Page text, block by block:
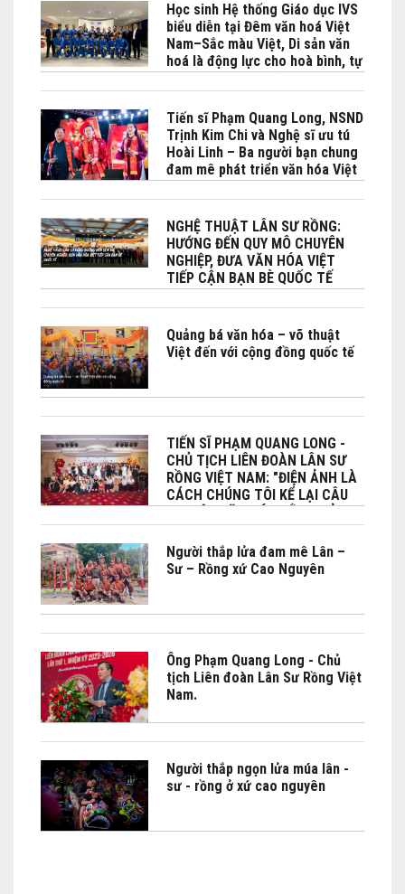
Học sinh Hệ thống Giáo dục IVS
biểu diễn tại Đêm văn hoá Việt
Nam–Sắc màu Việt, Di sản văn
hoá là động lực cho hoà bình, tự
Bộ No Bộ Ngoại giao Việt Nam -
Phái đoàn Việt Nam bên cạnh
UNESCO phối hợp tổ chức tại
Paris
Tiến sĩ Phạm Quang Long, NSND
Trịnh Kim Chi và Nghệ sĩ ưu tú
Hoài Linh – Ba người bạn chung
đam mê phát triển văn hóa Việt
NGHỆ THUẬT LÂN SƯ RỒNG:
HƯỚNG ĐẾN QUY MÔ CHUYÊN
NGHIỆP, ĐƯA VĂN HÓA VIỆT
TIẾP CẬN BẠN BÈ QUỐC TẾ
Quảng bá văn hóa – võ thuật
Việt đến với cộng đồng quốc tế
TIẾN SĨ PHẠM QUANG LONG -
CHỦ TỊCH LIÊN ĐOÀN LÂN SƯ
RỒNG VIỆT NAM: "ĐIỆN ẢNH LÀ
CÁCH CHÚNG TÔI KỂ LẠI CÂU
XÚC"
Người thắp lửa đam mê Lân –
Sư – Rồng xứ Cao Nguyên
Ông Phạm Quang Long - Chủ
tịch Liên đoàn Lân Sư Rồng Việt
Nam.
Người thắp ngọn lửa múa lân -
sư - rồng ở xứ cao nguyên